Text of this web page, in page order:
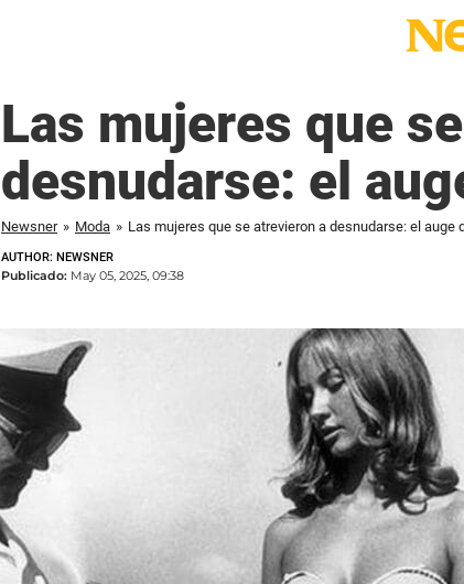
Las mujeres que
desnudarse: el
Newsner » Moda » Las mujeres que se atrevieron a desnudarse: el auge
AUTHOR: NEWSNER
Publicado: May 05, 2025, 09:38